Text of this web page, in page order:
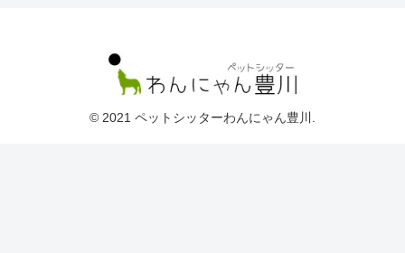
© 2021 ペットシッターわんにゃん豊川.